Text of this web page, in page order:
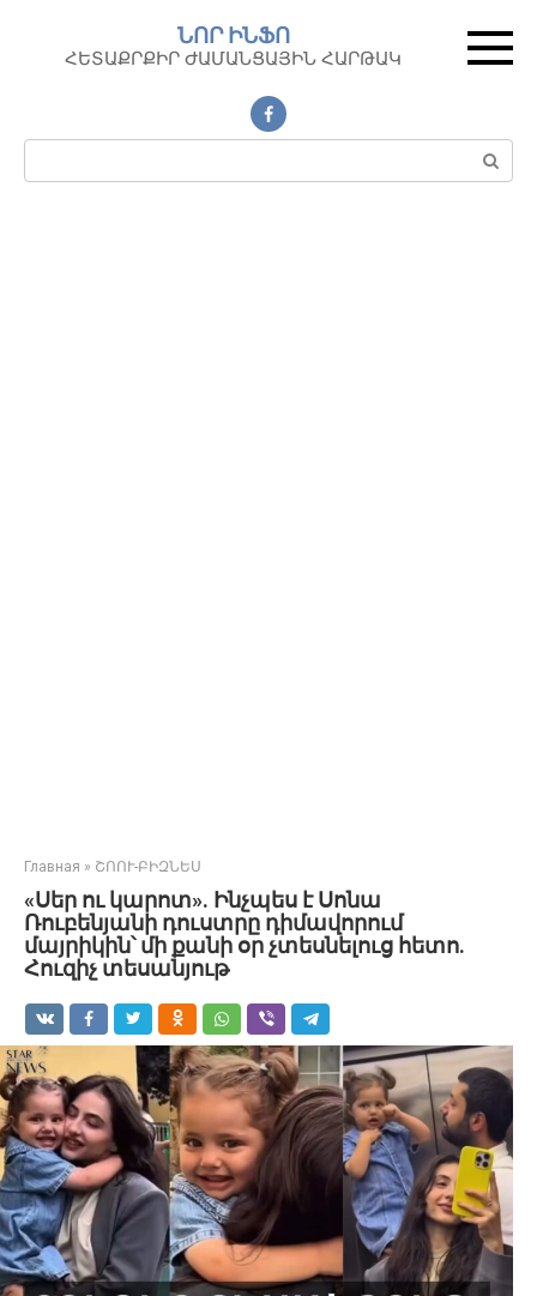
контенту
ՆՈՐ ԻՆՖՈ
ՀԵՏԱՔՐՔԻՐ ԺԱՄԱՆՑԱՅԻՆ ՀԱՐԹԱԿ
Поиск:
Главная » ՇՈՈՒ-ԲԻԶՆԵՍ
«Սեր ու կարոտ». Ինչպես է Սոնա
Ռուբենյանի դուստրը դիմավորում
մայրիկին՝ մի քանի օր չտեսնելուց հետո.
Հուզիչ տեսանյութ